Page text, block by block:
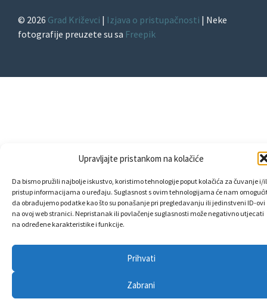
Upravljajte pristankom na kolačiće
Da bismo pružili najbolje iskustvo, koristimo tehnologije poput kolačića za čuvanje i/
pristup informacijama o uređaju. Suglasnost s ovim tehnologijama će nam
da obrađujemo podatke kao što su ponašanje pri pregledavanju ili jedinstveni ID-ovi
na ovoj web stranici. Nepristanak ili povlačenje suglasnosti može negativno utjecati
na određene karakteristike i funkcije.
Prihvati
Zabrani
© 2026 Grad Križevci | Izjava o pristupačnosti | Neke
fotografije preuzete su sa Freepik